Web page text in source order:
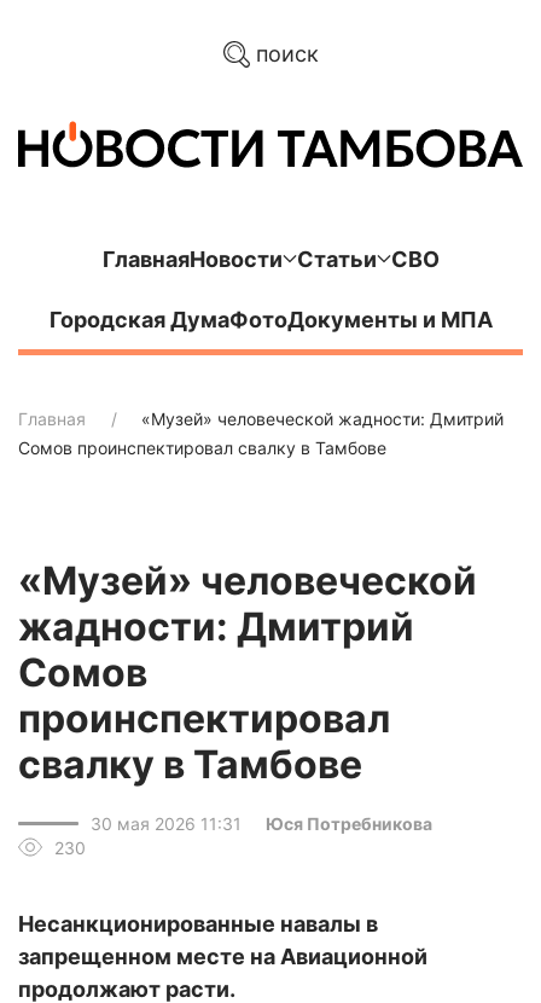
поиск
ГлавнаяНовости Статьи СВО
Городская ДумаФотоДокументы и МПА
Главная
«Музей» человеческой жадности: Дмитрий
Сомов проинспектировал свалку в Тамбове
«Музей» человеческой
жадности: Дмитрий
Сомов
проинспектировал
свалку в Тамбове
30 мая 2026 11:31
Юся Потребникова
230
Несанкционированные навалы в
запрещенном месте на Авиационной
продолжают расти.